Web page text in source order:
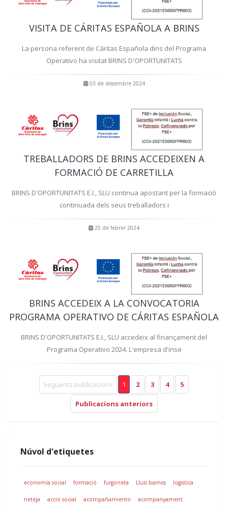
VISITA DE CÁRITAS ESPAÑOLA A BRINS
La persona referent de Cáritas Española dins del Programa
Operativo ha visitat BRINS D'OPORTUNITATS
03 de desembre 2024
TREBALLADORS DE BRINS ACCEDEIXEN A
FORMACIÓ DE CARRETILLA
BRINS D'OPORTUNITATS E.I., SLU continua apostant per la formació
continuada dels seus treballadors i
25 de febrer 2024
BRINS ACCEDEIX A LA CONVOCATORIA
PROGRAMA OPERATIVO DE CÁRITAS ESPAÑOLA
BRINS D'OPORTUNITATS E.I., SLU accedeix al finançament del
Programa Operativo 2024. L'empresa d'inse
Següents publicacions 1 2 3 4 5
Publicacions anteriors
Núvol d'etiquetes
economía social formació furgoneta Lluis barnes logistica
neteja acció social acompañamiento acompanyament